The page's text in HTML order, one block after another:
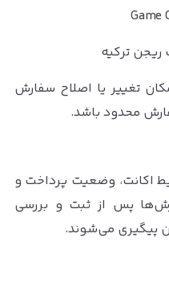
تغییر یا اصلاح سفارش
محدود باشد.
اکانت، وضعیت پرداخت و
پس از ثبت و بررسی
پیگیری می‌شوند.